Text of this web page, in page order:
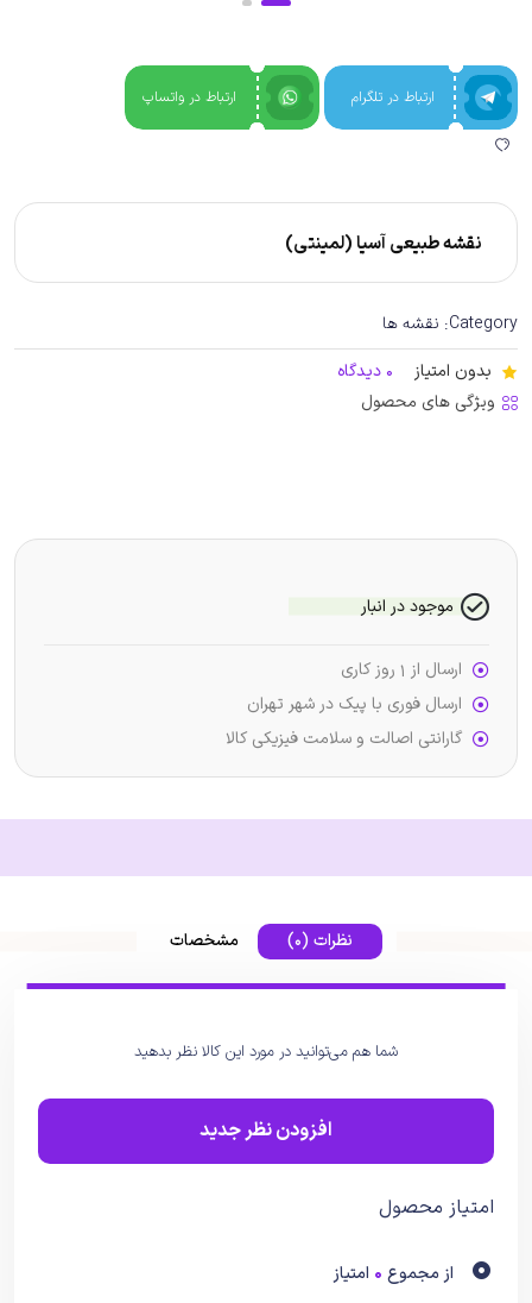
ارتباط در تلگرام ارتباط در واتساپ
نقشه طبیعی آسیا (لمینتی)
Category: نقشه ها
بدون امتیاز
0 دیدگاه
ویژگی های محصول
موجود در انبار
ارسال از 1 روز کاری
ارسال فوری با پیک در شهر تهران
گارانتی اصالت و سلامت فیزیکی کالا
نظرات (0) مشخصات
شما هم می‌توانید در مورد این کالا نظر بدهید
افزودن نظر جدید
امتیاز محصول
0 از مجموع 0 امتیاز